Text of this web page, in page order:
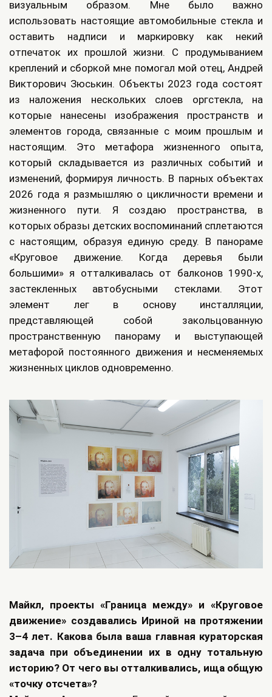
визуальным образом. Мне было важно
использовать настоящие автомобильные стекла и
оставить надписи и маркировку как некий
отпечаток их прошлой жизни. С продумыванием
креплений и сборкой мне помогал мой отец, Андрей
Викторович Зюськин. Объекты 2023 года состоят
из наложения нескольких слоев оргстекла, на
которые нанесены изображения пространств и
элементов города, связанные с моим прошлым и
настоящим. Это метафора жизненного опыта,
который складывается из различных событий и
изменений, формируя личность. В парных объектах
2026 года я размышляю о цикличности времени и
жизненного пути. Я создаю пространства, в
которых образы детских воспоминаний сплетаются
с настоящим, образуя единую среду. В панораме
«Круговое движение. Когда деревья были
большими» я отталкивалась от балконов 1990-х,
застекленных автобусными стеклами. Этот
элемент лег в основу инсталляции,
представляющей собой закольцованную
пространственную панораму и выступающей
метафорой постоянного движения и несменяемых
жизненных циклов одновременно.
Майкл, проекты «Граница между» и «Круговое
движение» создавались Ириной на протяжении
3–4 лет. Какова была ваша главная кураторская
задача при объединении их в одну тотальную
историю? От чего вы отталкивались, ища общую
«точку отсчета»?